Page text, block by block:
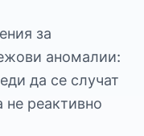
за
аномалии:
да се случат
не реактивно